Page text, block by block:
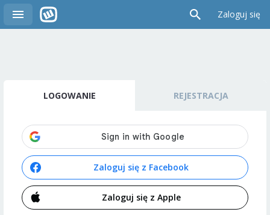
Zaloguj się
LOGOWANIE REJESTRACJA
Zaloguj się z Facebook
Zaloguj się z Apple